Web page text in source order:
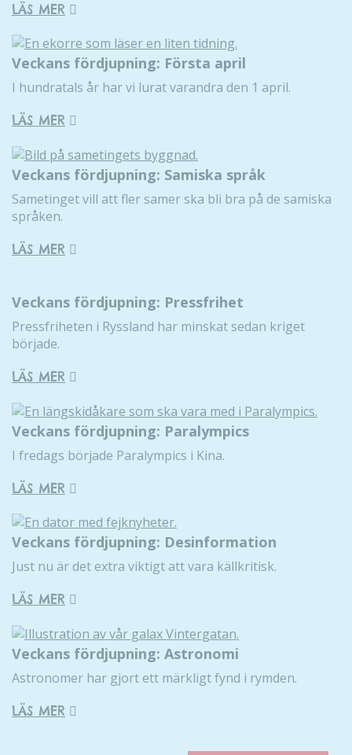
LÄS MER
Veckans fördjupning: Första april
I hundratals år har vi lurat varandra den 1 april.
LÄS MER
Veckans fördjupning: Samiska språk
Sametinget vill att fler samer ska bli bra på de samiska
språken.
LÄS MER
Veckans fördjupning: Pressfrihet
Pressfriheten i Ryssland har minskat sedan kriget
började.
LÄS MER
Veckans fördjupning: Paralympics
I fredags började Paralympics i Kina.
LÄS MER
Veckans fördjupning: Desinformation
Just nu är det extra viktigt att vara källkritisk.
LÄS MER
Veckans fördjupning: Astronomi
Astronomer har gjort ett märkligt fynd i rymden.
LÄS MER
behövs för
att hemsidan
över huvud
Statistik
För att vi ska
funktionalitet
och
baserat på